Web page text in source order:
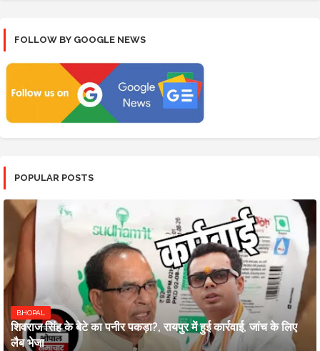
FOLLOW BY GOOGLE NEWS
POPULAR POSTS
BHOPAL
शिवराज सिंह के बेटे का पनीर पकड़ा?, रायपुर में हुई कार्रवाई, जांच के लिए
लैब भेजा